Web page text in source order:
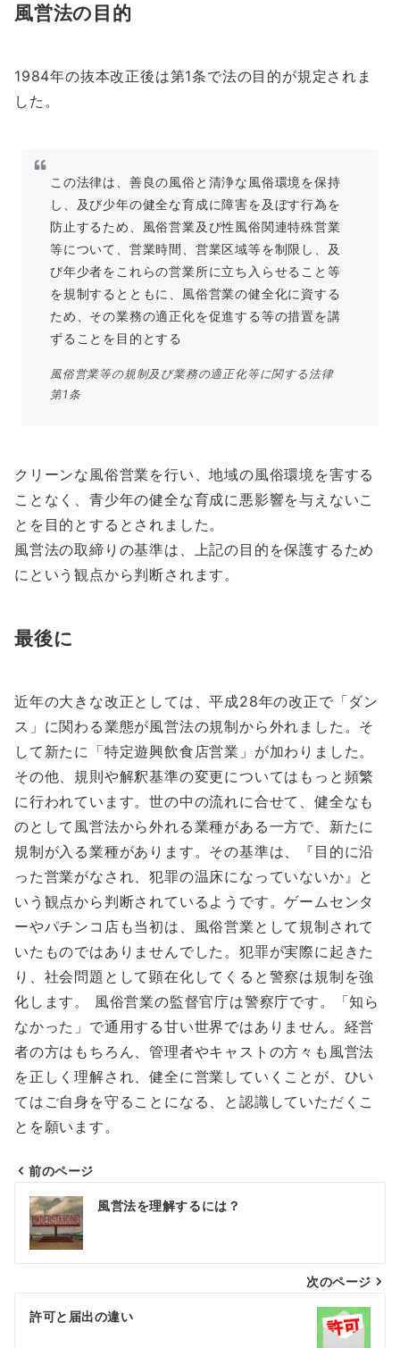
風営法の目的
1984年の抜本改正後は第1条で法の目的が規定されま
した。
この法律は、善良の風俗と清浄な風俗環境を保持
し、及び少年の健全な育成に障害を及ぼす行為を
防止するため、風俗営業及び性風俗関連特殊営業
等について、営業時間、営業区域等を制限し、及
び年少者をこれらの営業所に立ち入らせること等
を規制するとともに、風俗営業の健全化に資する
ため、その業務の適正化を促進する等の措置を講
ずることを目的とする
風俗営業等の規制及び業務の適正化等に関する法律
第1条
クリーンな風俗営業を行い、地域の風俗環境を害する
ことなく、青少年の健全な育成に悪影響を与えないこ
とを目的とするとされました。
風営法の取締りの基準は、上記の目的を保護するため
にという観点から判断されます。
最後に
近年の大きな改正としては、平成28年の改正で「ダン
ス」に関わる業態が風営法の規制から外れました。そ
して新たに「特定遊興飲食店営業」が加わりました。
その他、規則や解釈基準の変更についてはもっと頻繁
に行われています。世の中の流れに合せて、健全なも
のとして風営法から外れる業種がある一方で、新たに
規制が入る業種があります。その基準は、『目的に沿
った営業がなされ、犯罪の温床になっていないか』と
いう観点から判断されているようです。ゲームセンタ
ーやパチンコ店も当初は、風俗営業として規制されて
いたものではありませんでした。犯罪が実際に起きた
り、社会問題として顕在化してくると警察は規制を強
化します。 風俗営業の監督官庁は警察庁です。「知ら
なかった」で通用する甘い世界ではありません。経営
者の方はもちろん、管理者やキャストの方々も風営法
を正しく理解され、健全に営業していくことが、ひい
てはご自身を守ることになる、と認識していただくこ
とを願います。
投
稿
ナ
ビ
ゲ
前のページ
風営法を理解するには？
次のページ
許可と届出の違い